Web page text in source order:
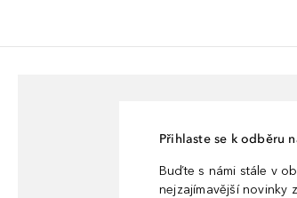
Přihlaste se k odběru
Buďte s námi stále v
nejzajímavější novinky